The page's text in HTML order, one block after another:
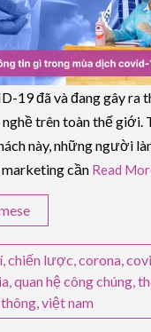
19 đã và đang gây ra
nghề trên toàn thế
này, những người
marketing cần Read
,chiến lược,corona,
,quan hệ công chúng,
,việt nam